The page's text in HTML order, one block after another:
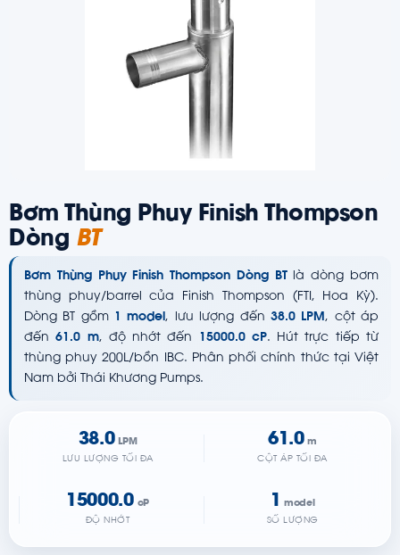
Bơm Thùng Phuy Finish Thompson
Dòng BT
Bơm Thùng Phuy Finish Thompson Dòng BT là dòng bơm
thùng phuy/barrel của Finish Thompson (FTI, Hoa Kỳ).
Dòng BT gồm
1 model, lưu lượng đến 38.0 LPM, cột áp
đến61.0 m, độ nhớt đến 15000.0 cP. Hút trực tiếp từ
thùng phuy 200L/bồn IBC. Phân phối chính thức tại Việt
Nam bởi Thái Khương Pumps.
38.0 LPM
LƯU LƯỢNG TỐI ĐA
61.0 m
CỘT ÁP TỐI ĐA
15000.0 cP
ĐỘ NHỚT
1 model
SỐ LƯỢNG